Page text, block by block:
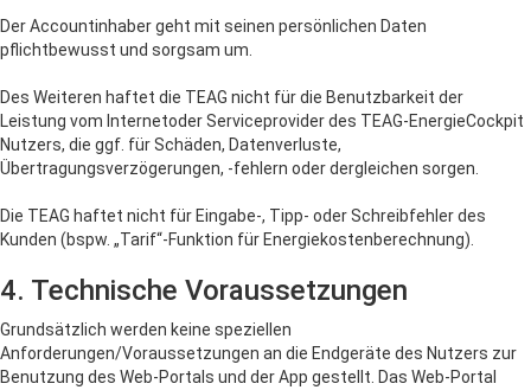
Der Accountinhaber geht mit seinen persönlichen Daten
pflichtbewusst und sorgsam um.
Des Weiteren haftet die TEAG nicht für die Benutzbarkeit der
Leistung vom Internetoder Serviceprovider des TEAG-EnergieCockpit
Nutzers, die ggf. für Schäden, Datenverluste,
Übertragungsverzögerungen, -fehlern oder dergleichen sorgen.
Die TEAG haftet nicht für Eingabe-, Tipp- oder Schreibfehler des
Kunden (bspw. „Tarif“-Funktion für Energiekostenberechnung).
4. Technische Voraussetzungen
Grundsätzlich werden keine speziellen
Anforderungen/Voraussetzungen an die Endgeräte des Nutzers zur
Benutzung des Web-Portals und der App gestellt. Das Web-Portal